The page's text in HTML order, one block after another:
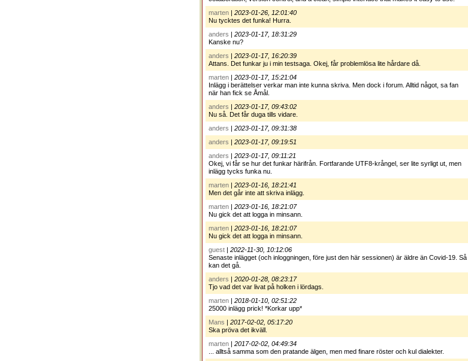
marten | 2023-01-26, 12:01:40
Nu tycktes det funka! Hurra.
anders | 2023-01-17, 18:31:29
Kanske nu?
anders | 2023-01-17, 16:20:39
Attans. Det funkar ju i min testsaga. Okej, får problemlösa lite hårdare då.
marten | 2023-01-17, 15:21:04
Inlägg i berättelser verkar man inte kunna skriva. Men dock i forum. Alltid något, sa fan
när han fick se Åmål.
anders | 2023-01-17, 09:43:02
Nu så. Det får duga tills vidare.
anders | 2023-01-17, 09:31:38
anders | 2023-01-17, 09:19:51
anders | 2023-01-17, 09:11:21
Okej, vi får se hur det funkar härifrån. Fortfarande UTF8-krångel, ser lite syrligt ut, men
inlägg tycks funka nu.
marten | 2023-01-16, 18:21:41
Men det går inte att skriva inlägg.
marten | 2023-01-16, 18:21:07
Nu gick det att logga in minsann.
marten | 2023-01-16, 18:21:07
Nu gick det att logga in minsann.
guest | 2022-11-30, 10:12:06
Senaste inlägget (och inloggningen, före just den här sessionen) är äldre än Covid-19. Så
kan det gå.
anders | 2020-01-28, 08:23:17
Tjo vad det var livat på holken i lördags.
marten | 2018-01-10, 02:51:22
25000 inlägg prick! *Korkar upp*
Mans | 2017-02-02, 05:17:20
Ska pröva det ikväll.
marten | 2017-02-02, 04:49:34
... alltså samma som den pratande älgen, men med finare röster och kul dialekter.